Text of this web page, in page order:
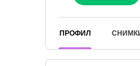
ПРОФИЛ